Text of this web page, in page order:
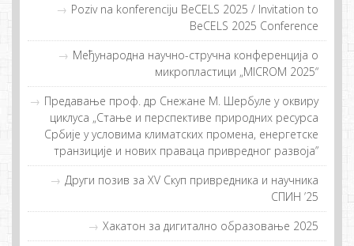
Poziv na konferenciju BeCELS 2025 / Invitation to
BeCELS 2025 Conference
Meђунaрoднa нaучнo-стручнa кoнфeрeнциja o
микрoплaстици „MICROM 2025“
Предавање проф. др Снежане M. Шербуле у оквиру
циклуса „Стање и перспективе природних ресурса
Србије у условима климатских промена, енергетске
транзиције и нових праваца привредног развоја”
Други пoзив зa XV Скуп приврeдникa и нaучникa
СПИН ’25
Хакатон за дигитално образовање 2025